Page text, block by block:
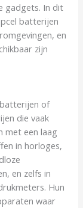
gadgets. In dit
batterijen
en
zijn
of
die vaak
met een laag
in horloges,
en zelfs in
Hun
waar